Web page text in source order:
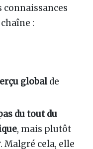
connaissances
:
globalde
du tout du
, mais plutôt
. Malgré cela, elle